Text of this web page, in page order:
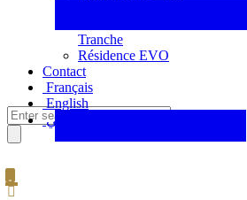
Tranche
Résidence EVO
Contact
Français
English
عربي